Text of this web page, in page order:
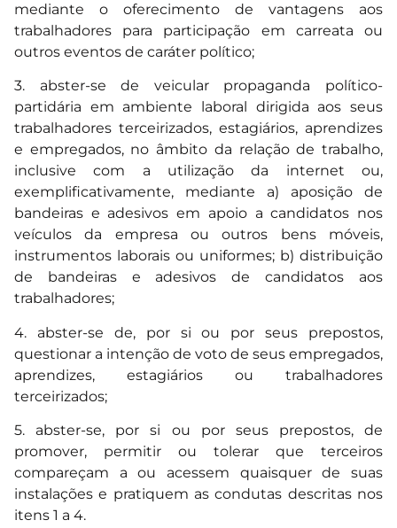
mediante o oferecimento de vantagens aos
trabalhadores para participação em carreata ou
outros eventos de caráter político;
3. abster-se de veicular propaganda político-
partidária em ambiente laboral dirigida aos seus
trabalhadores terceirizados, estagiários, aprendizes
e empregados, no âmbito da relação de trabalho,
inclusive com a utilização da internet ou,
exemplificativamente, mediante a) aposição de
bandeiras e adesivos em apoio a candidatos nos
veículos da empresa ou outros bens móveis,
instrumentos laborais ou uniformes; b) distribuição
de bandeiras e adesivos de candidatos aos
trabalhadores;
4. abster-se de, por si ou por seus prepostos,
questionar a intenção de voto de seus empregados,
aprendizes, estagiários ou trabalhadores
terceirizados;
5. abster-se, por si ou por seus prepostos, de
promover, permitir ou tolerar que terceiros
compareçam a ou acessem quaisquer de suas
instalações e pratiquem as condutas descritas nos
itens 1 a 4.